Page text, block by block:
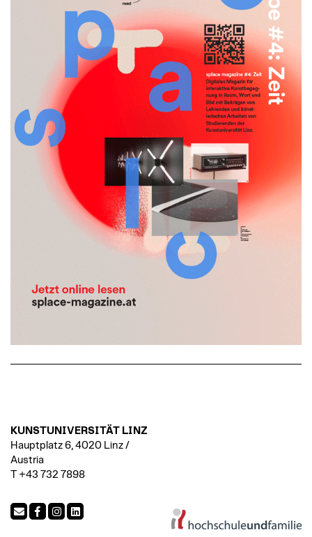
KUNSTUNIVERSITÄT LINZ
Hauptplatz 6, 4020 Linz /
Austria
T +43 732 7898